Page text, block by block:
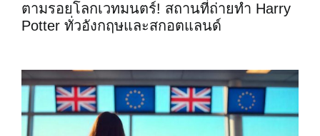
ตามรอยโลกเวทมนตร์! สถานที่ถ่ายทำ Harry
Potter ทั่วอังกฤษและสกอตแลนด์